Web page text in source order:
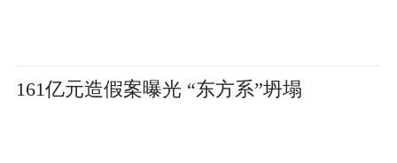
161亿元造假案曝光 “东方系”坍塌